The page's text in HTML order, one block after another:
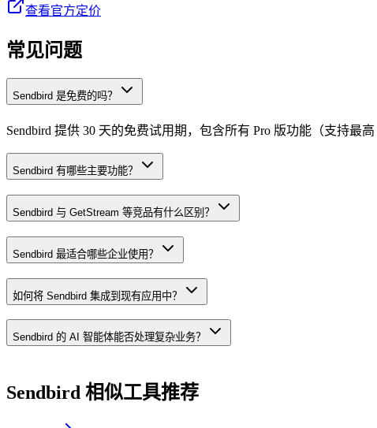
查看官方定价
常见问题
Sendbird 是免费的吗？
Sendbird 提供 30 天的免费试用期，包含所有 Pro 版功能（支持最
Sendbird 有哪些主要功能？
Sendbird 与 GetStream 等竞品有什么区别？
Sendbird 最适合哪些企业使用？
如何将 Sendbird 集成到现有应用中？
Sendbird 的 AI 智能体能否处理复杂业务？
Sendbird 相似工具推荐